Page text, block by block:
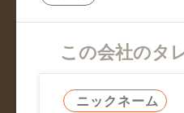
この会社のタ